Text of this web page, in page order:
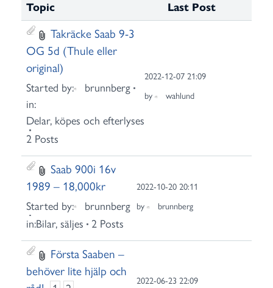
Topic Last Post
Takräcke Saab 9-3
OG 5d (Thule eller
original)
Started by:
brunnberg
in:
Delar, köpes och efterlyses
2 Posts
2022-12-07 21:09
by
wahlund
Saab 900i 16v
1989 – 18,000kr
Started by:
brunnberg
in:Bilar, säljes 2 Posts
2022-10-20 20:11
by
brunnberg
Första Saaben –
behöver lite hjälp och
2022-06-23 22:09